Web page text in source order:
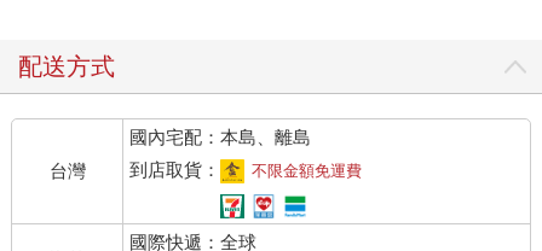
配送方式
台灣
國內宅配：本島、離島
到店取貨：
不限金額免運費
國際快遞：全球